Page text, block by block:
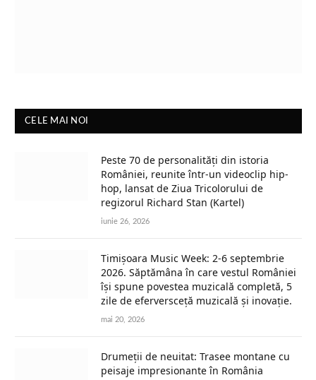
CELE MAI NOI
Peste 70 de personalități din istoria
României, reunite într-un videoclip hip-
hop, lansat de Ziua Tricolorului de
regizorul Richard Stan (Kartel)
iunie 26, 2026
Timișoara Music Week: 2-6 septembrie
2026. Săptămâna în care vestul României
își spune povestea muzicală completă, 5
zile de eferversceță muzicală și inovație.
mai 20, 2026
Drumeții de neuitat: Trasee montane cu
peisaje impresionante în România